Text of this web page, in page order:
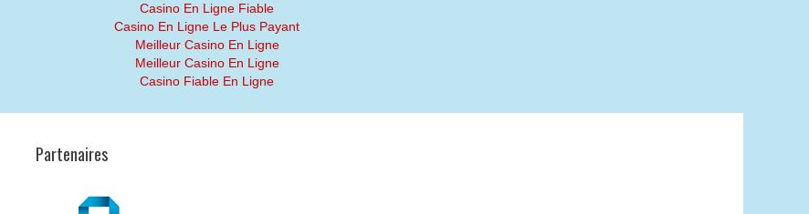
Casino En Ligne Fiable
Casino En Ligne Le Plus Payant
Meilleur Casino En Ligne
Meilleur Casino En Ligne
Casino Fiable En Ligne
Partenaires